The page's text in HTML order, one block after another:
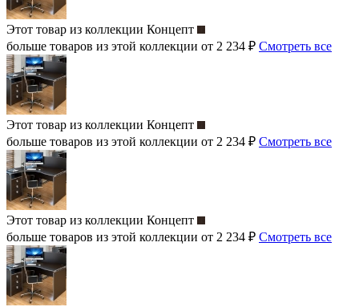
Этот товар из коллекции Концепт
больше товаров из этой коллекции от 2 234 ₽ Смотреть все
Этот товар из коллекции Концепт
больше товаров из этой коллекции от 2 234 ₽ Смотреть все
Этот товар из коллекции Концепт
больше товаров из этой коллекции от 2 234 ₽ Смотреть все